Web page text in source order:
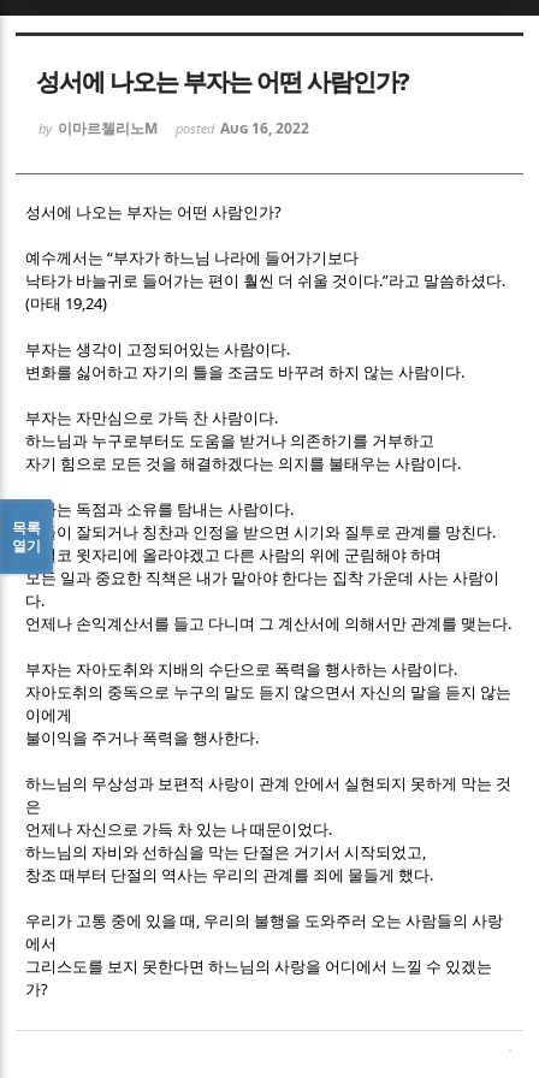
성서에 나오는 부자는 어떤 사람인가?
by 이마르첼리노M posted Aug 16, 2022
성서에 나오는 부자는 어떤 사람인가?
예수께서는“부자가 하느님 나라에 들어가기보다
낙타가 바늘귀로 들어가는 편이 훨씬 더 쉬울 것이다.”라고 말씀하셨다.
(마태 19,24)
부자는 생각이 고정되어있는 사람이다.
변화를 싫어하고 자기의 틀을 조금도 바꾸려 하지 않는 사람이다.
부자는 자만심으로 가득 찬 사람이다.
하느님과 누구로부터도 도움을 받거나 의존하기를 거부하고
자기 힘으로 모든 것을 해결하겠다는 의지를 불태우는 사람이다.
부자는 독점과 소유를 탐내는 사람이다.
남들이 잘되거나 칭찬과 인정을 받으면 시기와 질투로 관계를 망친다.
기필코 윗자리에 올라야겠고 다른 사람의 위에 군림해야 하며
모든 일과 중요한 직책은 내가 맡아야 한다는 집착 가운데 사는 사람이
다.
언제나 손익계산서를 들고 다니며 그 계산서에 의해서만 관계를 맺는다.
부자는 자아도취와 지배의 수단으로 폭력을 행사하는 사람이다.
자아도취의 중독으로 누구의 말도 듣지 않으면서 자신의 말을 듣지 않는
이에게
불이익을 주거나 폭력을 행사한다.
하느님의 무상성과 보편적 사랑이 관계 안에서 실현되지 못하게 막는 것
은
언제나 자신으로 가득 차 있는 나 때문이었다.
하느님의 자비와 선하심을 막는 단절은 거기서 시작되었고 ,
창조 때부터 단절의 역사는 우리의 관계를 죄에 물들게 했다.
우리가 고통 중에 있을 때 , 우리의 불행을 도와주러 오는 사람들의 사랑
에서
그리스도를 보지 못한다면 하느님의 사랑을 어디에서 느낄 수 있겠는
가?
목록
열기
Sketchbook5, 스케치북5
Sketchbook5, 스케치북5
Sketchbook5, 스케치북5
Sketchbook5, 스케치북5